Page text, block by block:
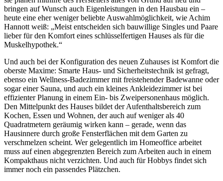
bringen auf Wunsch auch Eigenleistungen in den Hausbau ein –
heute eine eher weniger beliebte Auswahlmöglichkeit, wie Achim
Hannott weiß: „Meist entscheiden sich bauwillige Singles und Paare
lieber für den Komfort eines schlüsselfertigen Hauses als für die
Muskelhypothek.“
Und auch bei der Konfiguration des neuen Zuhauses ist Komfort die
oberste Maxime: Smarte Haus- und Sicherheitstechnik ist gefragt,
ebenso ein Wellness-Badezimmer mit freistehender Badewanne oder
sogar einer Sauna, und auch ein kleines Ankleidezimmer ist bei
effizienter Planung in einem Ein- bis Zweipersonenhaus möglich.
Den Mittelpunkt des Hauses bildet der Aufenthaltsbereich zum
Kochen, Essen und Wohnen, der auch auf weniger als 40
Quadratmetern geräumig wirken kann – gerade, wenn das
Hausinnere durch große Fensterflächen mit dem Garten zu
verschmelzen scheint. Wer gelegentlich im Homeoffice arbeitet
muss auf einen abgegrenzten Bereich zum Arbeiten auch in einem
Kompakthaus nicht verzichten. Und auch für Hobbys findet sich
immer noch ein passendes Plätzchen.